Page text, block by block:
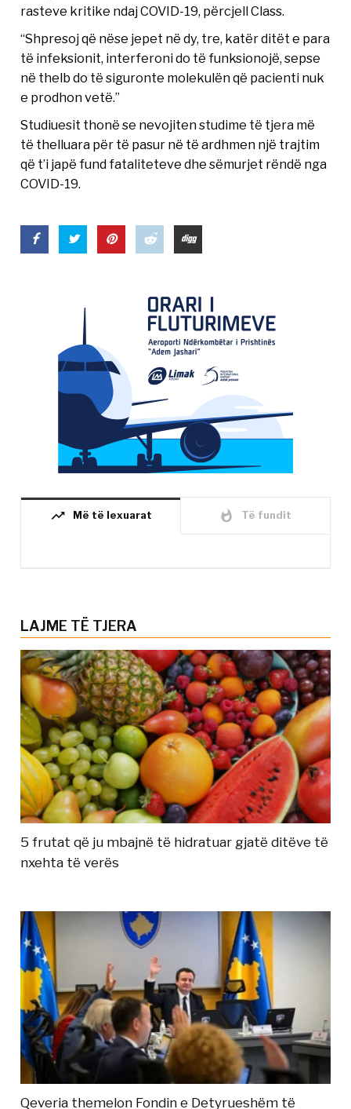
rasteve kritike ndaj COVID-19, përcjell Class.
“Shpresoj që nëse jepet në dy, tre, katër ditët e para
të infeksionit, interferoni do të funksionojë, sepse
në thelb do të siguronte molekulën që pacienti nuk
e prodhon vetë.”
Studiuesit thonë se nevojiten studime të tjera më
të thelluara për të pasur në të ardhmen një trajtim
që t’i japë fund fataliteteve dhe sëmurjet rëndë nga
COVID-19.
trending_up Më të lexuarat whatshot Të fundit
LAJME TË TJERA
5 frutat që ju mbajnë të hidratuar gjatë ditëve të
nxehta të verës
Qeveria themelon Fondin e Detyrueshëm të